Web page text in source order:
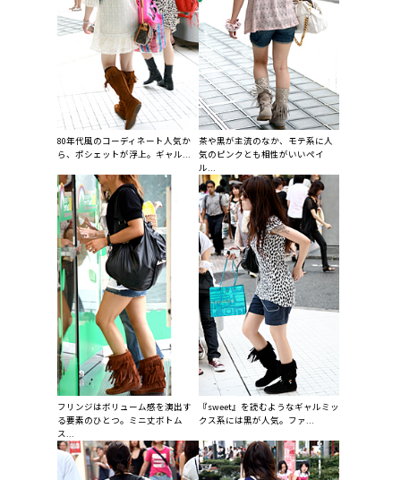
80年代風のコーディネート人気か
ら、ポシェットが浮上。ギャル...
茶や黒が主流のなか、モテ系に人
気のピンクとも相性がいいペイ
ル...
フリンジはボリューム感を演出す
る要素のひとつ。ミニ丈ボトム
ス...
『sweet』を読むようなギャルミッ
クス系には黒が人気。ファ...